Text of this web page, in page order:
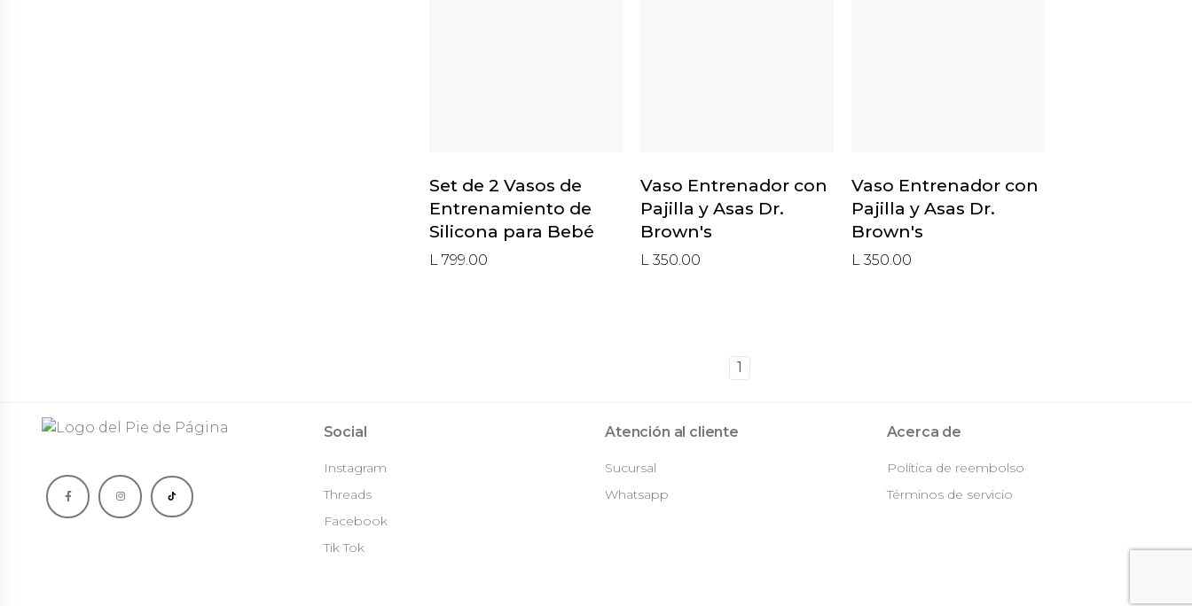
Set de 2 Vasos de
Entrenamiento de
Silicona para Bebé
L 799.00
Vaso Entrenador con
Pajilla y Asas Dr.
Brown's
L 350.00
Vaso Entrenador con
Pajilla y Asas Dr.
Brown's
L 350.00
1
Social
Instagram
Threads
Facebook
Tik Tok
Atención al cliente
Sucursal
Whatsapp
Acerca de
Política de reembolso
Términos de servicio